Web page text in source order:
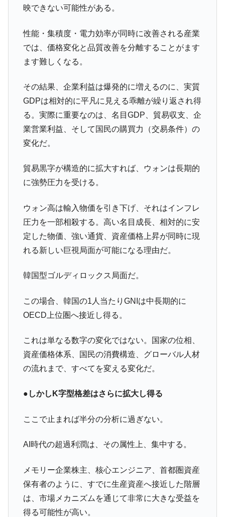
映できない可能性がある。
性能・集積度・電力効率が同時に改善される産業
では、価格変化と品質改善を分離することがます
ます難しくなる。
その結果、企業利益は爆発的に増えるのに、実質
GDPは相対的に平凡に見える乖離が繰り返され得
る。実際に重要なのは、名目GDP、貿易収支、企
業営業利益、そして国民の購買力（交易条件）の
変化だ。
貿易黒字が構造的に拡大すれば、ウォンは長期的
に強勢圧力を受ける。
ウォン高は輸入物価を引き下げ、それはインフレ
圧力を一部相殺する。高い名目成長、相対的に安
定した物価、強い通貨、資産価格上昇が同時に現
れる新しい巨視局面が可能になる理由だ。
韓国型ゴルディロックス局面だ。
この場合、韓国の1人当たりGNIは中長期的に
OECD上位圏へ接近し得る。
これは単なる数字の変化ではない。国家の位相、
資産価格体系、国民の消費構造、グローバル人材
の流れまで、すべてを変える変化だ。
●しかしK字型格差はさらに拡大し得る
ここで止まれば半分の分析に過ぎない。
AI時代の超過利潤は、その属性上、集中する。
メモリー企業株主、核心エンジニア、首都圏資産
保有者のように、すでに生産資産へ接近した階層
は、市場メカニズムを通じて非常に大きな受益を
得る可能性が高い。